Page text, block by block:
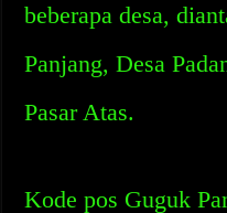
beberapa desa,
Panjang, Desa
Pasar Atas.
Kode pos Guguk